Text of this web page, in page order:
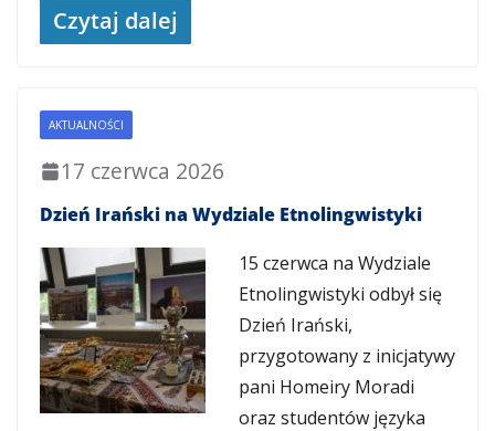
Czytaj dalej
AKTUALNOŚCI
17 czerwca 2026
Dzień Irański na Wydziale Etnolingwistyki
15 czerwca na Wydziale
Etnolingwistyki odbył się
Dzień Irański,
przygotowany z inicjatywy
pani Homeiry Moradi
oraz studentów języka